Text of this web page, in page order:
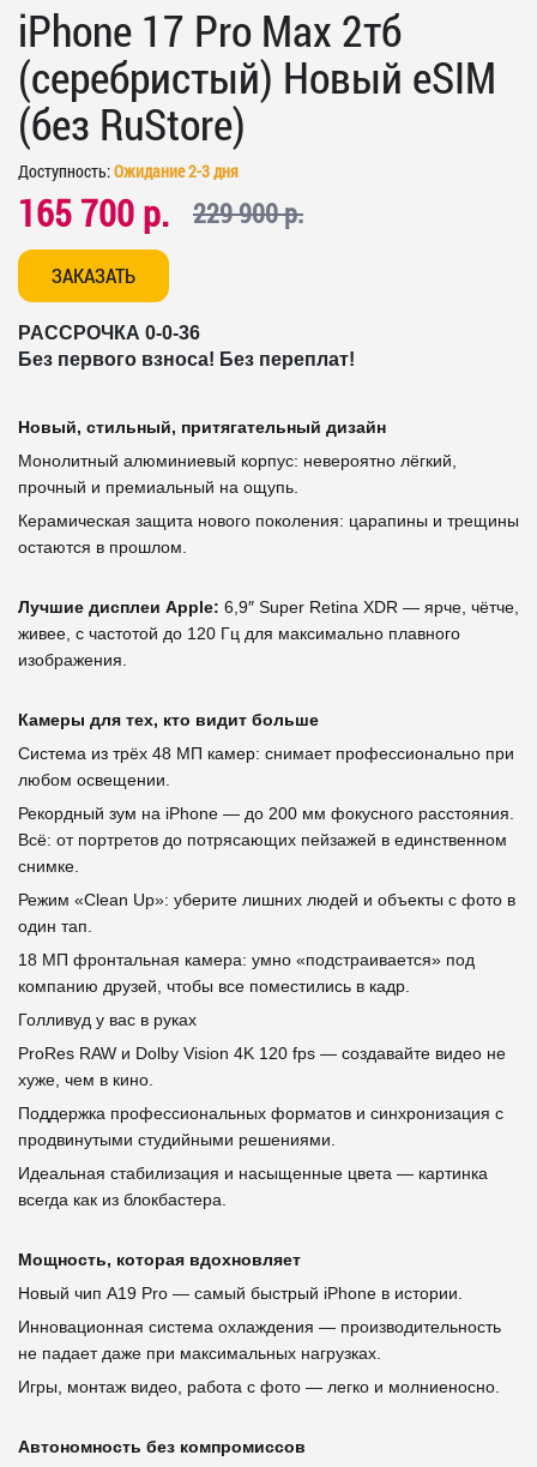
iPhone 17 Pro Max 2тб
(серебристый) Новый eSIM
(без RuStore)
Доступность:Ожидание 2-3 дня
165 700 р. 229 900 р.
ЗАКАЗАТЬ
РАССРОЧКА 0-0-36
Без первого взноса! Без переплат!
Новый, стильный, притягательный дизайн
Монолитный алюминиевый корпус: невероятно лёгкий,
прочный и премиальный на ощупь.
Керамическая защита нового поколения: царапины и трещины
остаются в прошлом.
Лучшие дисплеи Apple: 6,9″ Super Retina XDR — ярче, чётче,
живее, с частотой до 120 Гц для максимально плавного
изображения.
Камеры для тех, кто видит больше
Система из трёх 48 МП камер: снимает профессионально при
любом освещении.
Рекордный зум на iPhone — до 200 мм фокусного расстояния.
Всё: от портретов до потрясающих пейзажей в единственном
снимке.
Режим «Clean Up»: уберите лишних людей и объекты с фото в
один тап.
18 МП фронтальная камера: умно «подстраивается» под
компанию друзей, чтобы все поместились в кадр.
Голливуд у вас в руках
ProRes RAW и Dolby Vision 4K 120 fps — создавайте видео не
хуже, чем в кино.
Поддержка профессиональных форматов и синхронизация с
продвинутыми студийными решениями.
Идеальная стабилизация и насыщенные цвета — картинка
всегда как из блокбастера.
Мощность, которая вдохновляет
Новый чип A19 Pro — самый быстрый iPhone в истории.
Инновационная система охлаждения — производительность
не падает даже при максимальных нагрузках.
Игры, монтаж видео, работа с фото — легко и молниеносно.
Автономность без компромиссов